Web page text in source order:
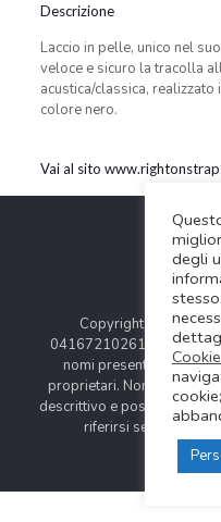
Descrizione
Laccio in pelle, unico nel
veloce e sicuro la tracolla
acustica/classica,
colore nero.
Vai al sito
Copyright © 2024
04167210261 |
nomi presentati in
proprietari. Nomi e
descrittivo e possono
riferirsi sempre ai
degli